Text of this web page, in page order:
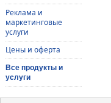
Реклама и
маркетинговые
услуги
Цены и оферта
Все продукты и
услуги